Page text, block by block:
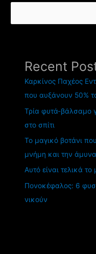
Recent
Καρκίνος Παχέος
που αυξάνουν 50%
Τρία φυτά-βάλσαμο
στο σπίτι
Το μαγικό βοτάνι
μνήμη και την άμυνα
Αυτό είναι τελικά
Πονοκέφαλος: 6
νικούν